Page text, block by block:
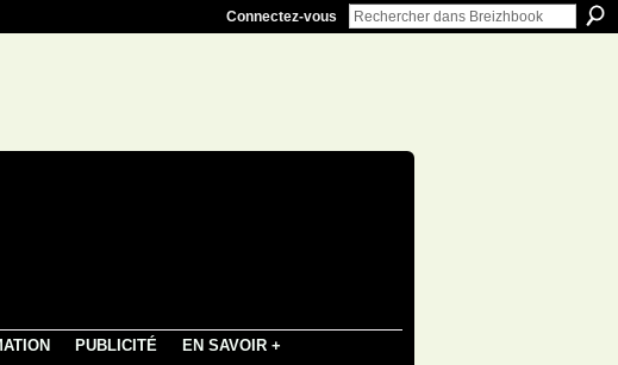
Connectez-vous
PUBLICITÉ
EN SAVOIR +